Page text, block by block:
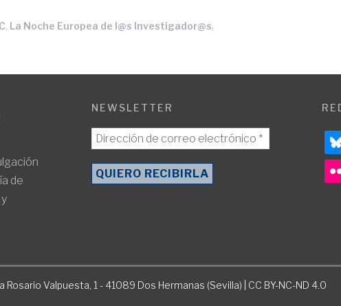
, La Noche Europea de l@s Investigador@s,
de
NEWSLETTER
Valpuesta, 1 - 41089 Dos Hermanas (Sevilla) | CC BY-NC-ND 4.0